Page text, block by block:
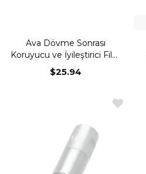
Ava Dövme Sonrası
Koruyucu ve İyileştirici Film
10cm x 1000cm
$25.94